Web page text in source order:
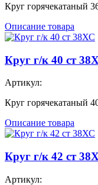
Круг горячекатаный
Описание товара
Круг г/к 40 ст
Артикул:
Круг горячекатаный
Описание товара
Круг г/к 42 ст
Артикул: